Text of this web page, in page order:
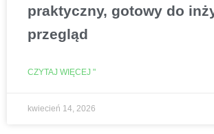
praktyczny, gotowy do
przegląd
CZYTAJ WIĘCEJ "
kwiecień 14, 2026